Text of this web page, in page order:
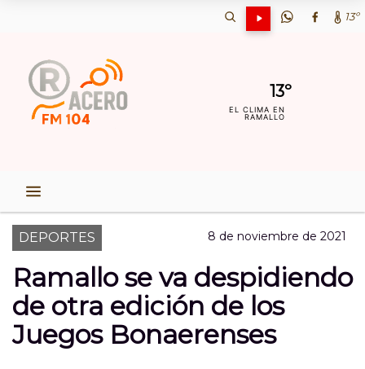
13º
13º
EL CLIMA EN
RAMALLO
DEPORTES 8 de noviembre de 2021
Ramallo se va despidiendo
de otra edición de los
Juegos Bonaerenses